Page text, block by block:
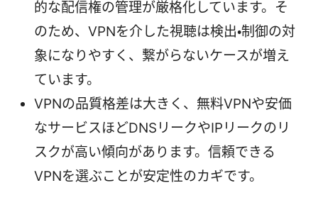
的な配信権の管理が厳格化しています。そ
のため、VPNを介した視聴は検出・制御の対
象になりやすく、繋がらないケースが増え
ています。
VPNの品質格差は大きく、無料VPNや安価
なサービスほどDNSリークやIPリークのリ
スクが高い傾向があります。信頼できる
VPNを選ぶことが安定性のカギです。